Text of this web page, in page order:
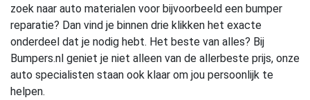
zoek naar auto materialen voor bijvoorbeeld een bumper
reparatie? Dan vind je binnen drie klikken het exacte
onderdeel dat je nodig hebt. Het beste van alles? Bij
Bumpers.nl geniet je niet alleen van de allerbeste prijs, onze
auto specialisten staan ook klaar om jou persoonlijk te
helpen.